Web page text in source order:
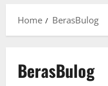
Home
BerasBulog
BerasBulog